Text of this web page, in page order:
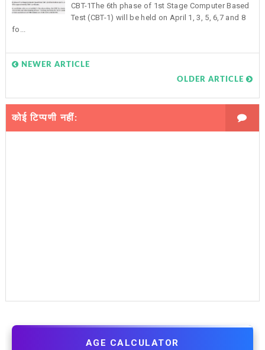
CBT-1The 6th phase of 1st Stage Computer Based
Test (CBT-1) will be held on April 1, 3, 5, 6,7 and 8
fo...
NEWER ARTICLE
OLDER ARTICLE
कोई टिप्पणी नहीं:
AGE CALCULATOR